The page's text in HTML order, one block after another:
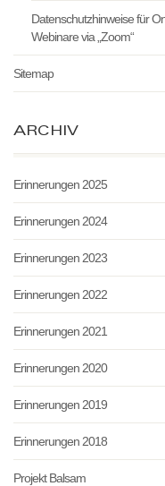
Datenschutzhinweise für
Webinare via „Zoom“
Sitemap
ARCHIV
Erinnerungen 2025
Erinnerungen 2024
Erinnerungen 2023
Erinnerungen 2022
Erinnerungen 2021
Erinnerungen 2020
Erinnerungen 2019
Erinnerungen 2018
Projekt Balsam